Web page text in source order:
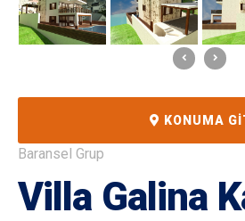
KONUMA
Baransel Grup
Villa Galina